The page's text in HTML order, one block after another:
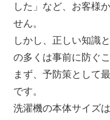
した」など、お客様
せん。
しかし、正しい知識
の多くは事前に防ぐ
まず、予防策として
です。
洗濯機の本体サイズ